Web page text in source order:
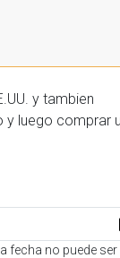
fecha no puede ser